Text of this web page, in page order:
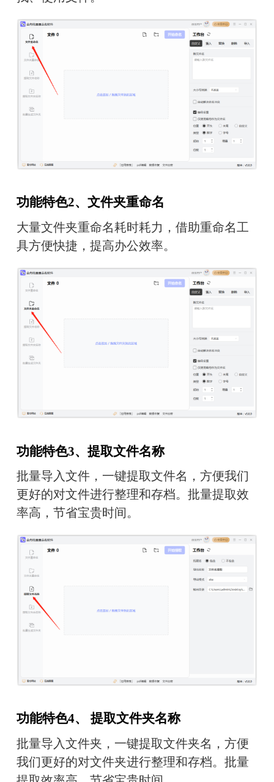
功能特色2、文件夹重命名
大量文件夹重命名耗时耗力，借助重命名工
具方便快捷，提高办公效率。
功能特色3、提取文件名称
批量导入文件，一键提取文件名，方便我们
更好的对文件进行整理和存档。批量提取效
率高，节省宝贵时间。
功能特色4、 提取文件夹名称
批量导入文件夹，一键提取文件夹名，方便
我们更好的对文件夹进行整理和存档。批量